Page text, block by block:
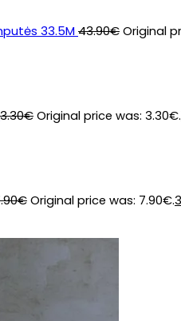
33.5M43.90€ Original
3.30€ Original price was: 3.30€.
€ Original price was: 7.90€.